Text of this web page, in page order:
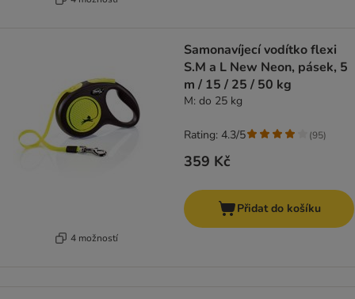
4 možností
Samonavíjecí vodítko flexi
S.M a L New Neon, pásek, 5
m / 15 / 25 / 50 kg
M: do 25 kg
359 Kč
Rating: 4.3/5 (95)
Přidat do košíku